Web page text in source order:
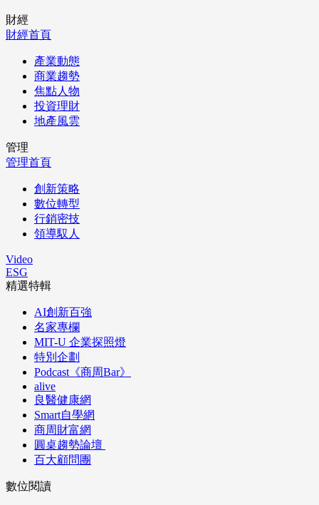
財經
財經首頁
產業動態
商業趨勢
焦點人物
投資理財
地產風雲
管理
管理首頁
創新策略
數位轉型
行銷密技
領導馭人
Video
ESG
精選特輯
AI創新百強
名家專欄
MIT-U 企業探照燈
特別企劃
Podcast《商周Bar》
alive
良醫健康網
Smart自學網
商周財富網
圓桌趨勢論壇
百大顧問團
數位閱讀